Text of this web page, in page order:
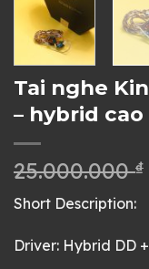
Tai nghe
– hybrid
25.000.000₫
Short Description:
Driver: Hybrid DD